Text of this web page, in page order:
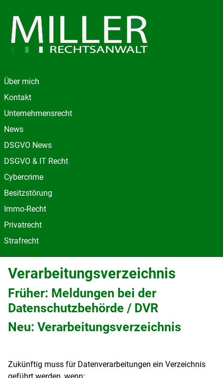
Über mich
Kontakt
Unternehmensrecht
News
DSGVO News
DSGVO & IT Recht
Cybercrime
Besitzstörung
Immo-Recht
Privatrecht
Strafrecht
Verarbeitungsverzeichnis
Früher: Meldungen bei der
Datenschutzbehörde / DVR
Neu: Verarbeitungsverzeichnis
Zukünftig muss für Datenverarbeitungen ein Verzeichnis